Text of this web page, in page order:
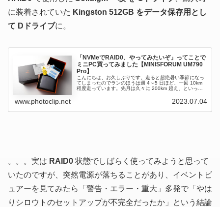
に装着されていた Kingston 512GB をデータ保存用とし
て Dドライブに。
「NVMeでRAID0、やってみたいぞ」ってことで
ミニPC買ってみました【MINISFORUM UM790
Pro】
こんにちは、お久しぶりです。走ると超絶暑い季節になっ
てしまったのでランのほうは週 4～5 日ほど、一回 10km
程度走っています。先月は久々に 200km 超え、といって
www.photoclip.net 2023.07.04
。。。実は RAID0 状態でしばらく使ってみようと思って
いたのですが、突然電源が落ちることがあり、イベントビ
ュアーを見てみたら「警告・エラー・重大」多発で「やは
りシロウトのセットアップが不完全だったか」という結論